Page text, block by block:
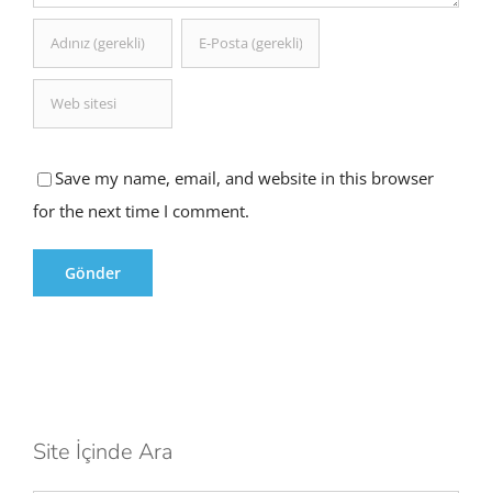
Save my name, email, and website in this browser
for the next time I comment.
Site İçinde Ara